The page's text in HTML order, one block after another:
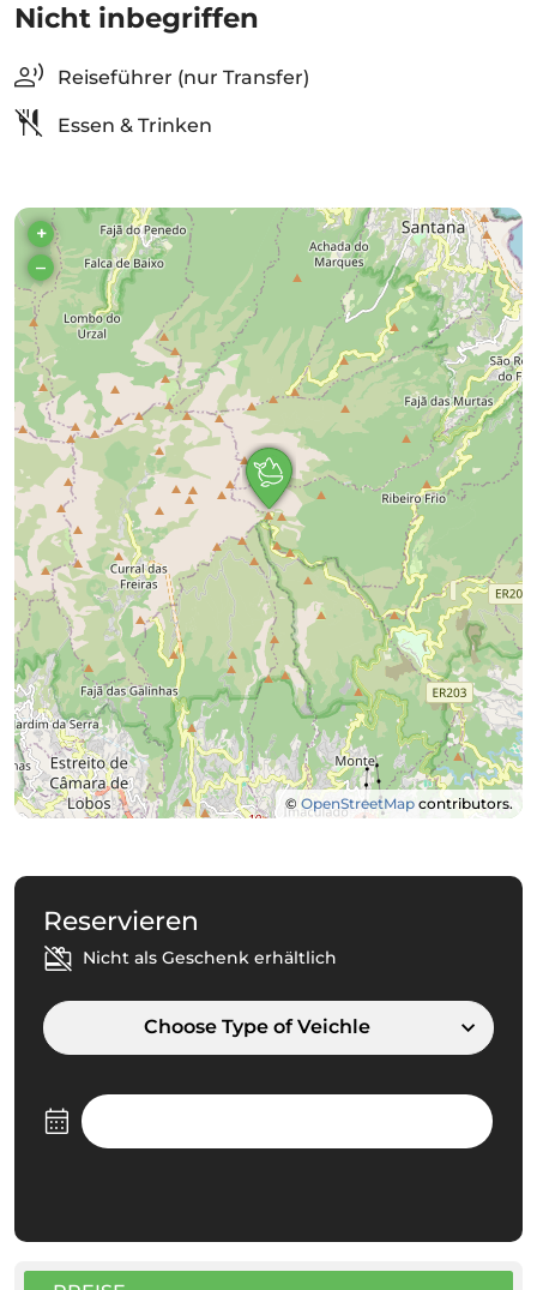
Nicht inbegriffen
Reiseführer (nur Transfer)
Essen & Trinken
+
–
© OpenStreetMap contributors.
Reservieren
Nicht als Geschenk erhältlich
Choose Type of Veichle